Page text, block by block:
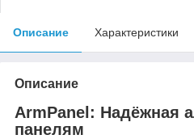
Описание Характеристики
Описание
ArmPanel: Надёжная
панелям